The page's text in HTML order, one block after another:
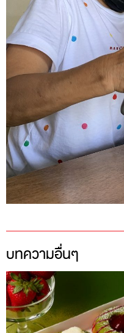
บทความอื่นๆ